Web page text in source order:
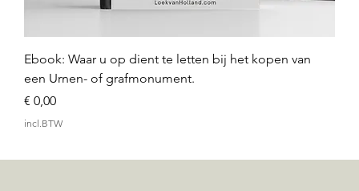
Ebook: Waar u op dient te letten bij het kopen van
een Urnen- of grafmonument.
Prijs
€ 0,00
incl.BTW